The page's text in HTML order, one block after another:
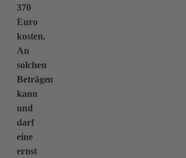
370
Euro
kosten.
An
solchen
Beträgen
kann
und
darf
eine
ernst